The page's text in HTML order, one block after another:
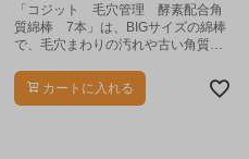
「コジット 毛穴管理 酵素配合角
質綿棒 7本」は、BIGサイズの綿棒
で、毛穴まわりの汚れや古い角質を
す。
カートに入れる